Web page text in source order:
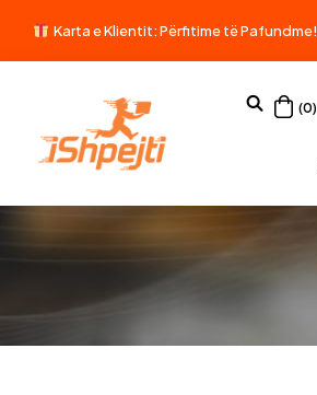
Karta e Klientit: Përfitime të Pafundme!
(0)